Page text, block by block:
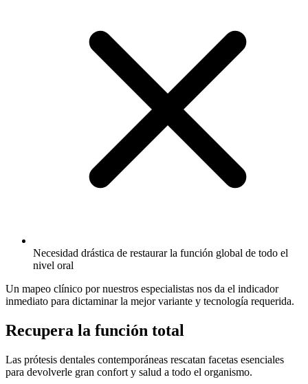
Necesidad drástica de restaurar la función global de todo el
nivel oral
Un mapeo clínico por nuestros especialistas nos da el indicador
inmediato para dictaminar la mejor variante y tecnología requerida.
Recupera la función total
Las prótesis dentales contemporáneas rescatan facetas esenciales
para devolverle gran confort y salud a todo el organismo.